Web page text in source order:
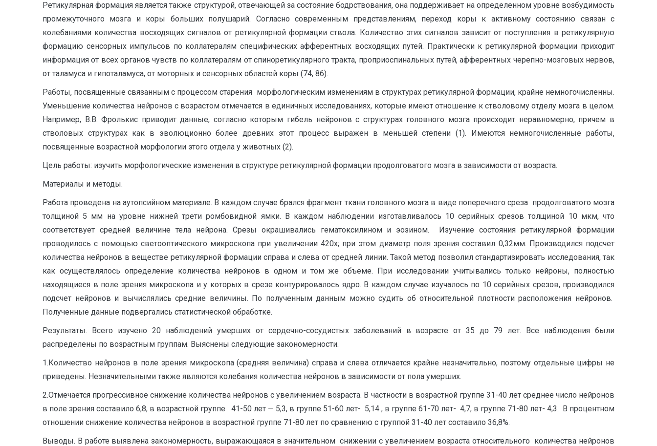
Ретикулярная формация является также структурой, отвечающей за состояние бодрствования, она поддерживает на определенном уровне возбудимость
промежуточного мозга и коры больших полушарий. Согласно современным представлениям, переход коры к активному состоянию связан с
колебаниями количества восходящих сигналов от ретикулярной формации ствола. Количество этих сигналов зависит от поступления в ретикулярную
формацию сенсорных импульсов по коллатералям специфических афферентных восходящих путей. Практически к ретикулярной формации приходит
информация от всех органов чувств по коллатералям от спиноретикулярного тракта, проприоспинальных путей, афферентных черепно-мозговых нервов,
от таламуса и гипоталамуса, от моторных и сенсорных областей коры (74, 86).
Работы, посвященные связанным с процессом старения морфологическим изменениям в структурах ретикулярной формации, крайне немногочисленны.
Уменьшение количества нейронов с возрастом отмечается в единичных исследованиях, которые имеют отношение к стволовому отделу мозга в целом.
Например, В.В. Фролькис приводит данные, согласно которым гибель нейронов с структурах головного мозга происходит неравномерно, причем в
стволовых структурах как в эволюционно более древних этот процесс выражен в меньшей степени (1). Имеются немногочисленные работы,
посвященные возрастной морфологии этого отдела у животных (2).
Цель работы: изучить морфологические изменения в структуре ретикулярной формации продолговатого мозга в зависимости от возраста.
Материалы и методы.
Работа проведена на аутопсийном материале. В каждом случае брался фрагмент ткани головного мозга в виде поперечного среза продолговатого мозга
толщиной 5 мм на уровне нижней трети ромбовидной ямки. В каждом наблюдении изготавливалось 10 серийных срезов толщиной 10 мкм, что
соответствует средней величине тела нейрона. Срезы окрашивались гематоксилином и эозином. Изучение состояния ретикулярной формации
проводилось с помощью светооптического микроскопа при увеличении 420х; при этом диаметр поля зрения составил 0,32мм. Производился подсчет
количества нейронов в веществе ретикулярной формации справа и слева от средней линии. Такой метод позволил стандартизировать исследования, так
как осуществлялось определение количества нейронов в одном и том же объеме. При исследовании учитывались только нейроны, полностью
находящиеся в поле зрения микроскопа и у которых в срезе контурировалось ядро. В каждом случае изучалось по 10 серийных срезов, производился
подсчет нейронов и вычислялись средние величины. По полученным данным можно судить об относительной плотности расположения нейронов.
Полученные данные подвергались статистической обработке.
Результаты. Всего изучено 20 наблюдений умерших от сердечно-сосудистых заболеваний в возрасте от 35 до 79 лет. Все наблюдения были
распределены по возрастным группам. Выяснены следующие закономерности.
1.Количество нейронов в поле зрения микроскопа (средняя величина) справа и слева отличается крайне незначительно, поэтому отдельные цифры не
приведены. Незначительными также являются колебания количества нейронов в зависимости от пола умерших.
2.Отмечается прогрессивное снижение количества нейронов с увеличением возраста. В частности в возрастной группе 31-40 лет среднее число нейронов
в поле зрения составило 6,8, в возрастной группе 41-50 лет — 5,3, в группе 51-60 лет- 5,14 , в группе 61-70 лет- 4,7, в группе 71-80 лет- 4,3. В процентном
отношении снижение количества нейронов в возрастной группе 71-80 лет по сравнению с группой 31-40 лет составило 36,8%.
Выводы. В работе выявлена закономерность, выражающаяся в значительном снижении с увеличением возраста относительного количества нейронов